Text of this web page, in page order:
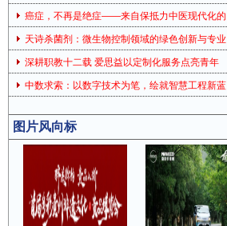
癌症，不再是绝症——来自保抵力中医现代化的
天诗杀菌剂：微生物控制领域的绿色创新与专业
深耕职教十二载 爱思益以定制化服务点亮青年
中数求索：以数字技术为笔，绘就智慧工程新蓝
图片风向标